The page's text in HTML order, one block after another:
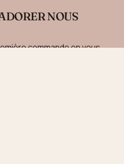
NOUS
commande en vous